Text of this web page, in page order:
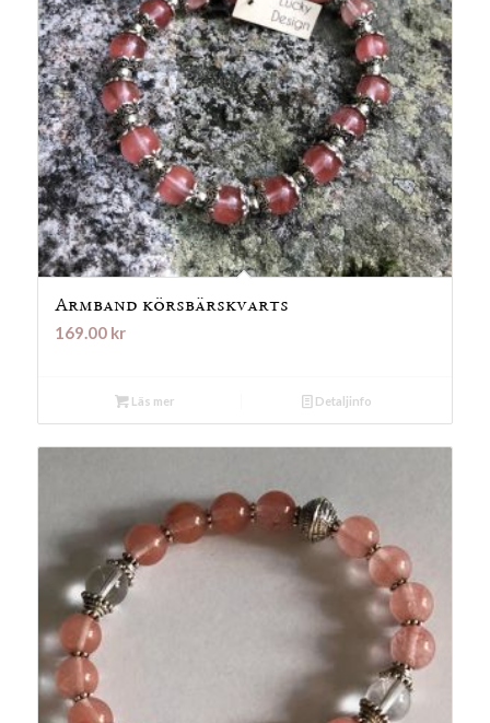
Armband körsbärskvarts
169.00 kr
Läs mer Detaljinfo